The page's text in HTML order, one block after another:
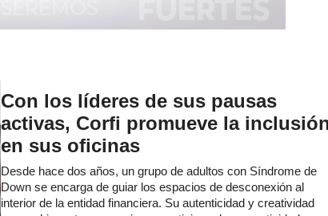
Con los líderes de sus pausas
activas, Corfi promueve la
en sus oficinas
Desde hace dos años, un grupo de adultos con Síndrome de
Down se encarga de guiar los espacios de desconexión al
interior de la entidad financiera. Su autenticidad y creatividad